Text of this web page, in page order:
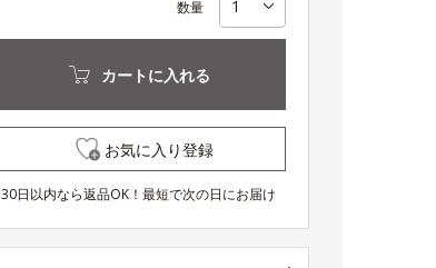
数量
カートに入れる
お気に入り登録
30日以内なら返品OK！最短で次の日にお届け